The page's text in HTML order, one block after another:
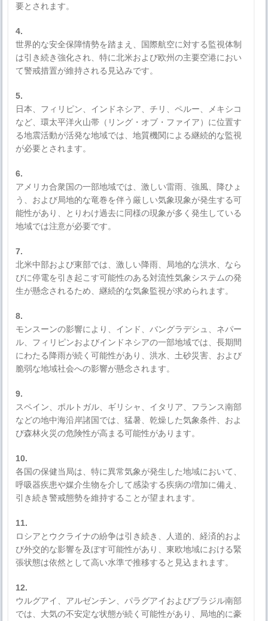
要とされます。
4.
世界的な安全保障情勢を踏まえ、国際航空に対する監視体制
は引き続き強化され、特に北米および欧州の主要空港におい
て警戒措置が維持される見込みです。
5.
日本、フィリピン、インドネシア、チリ、ペルー、メキシコ
など、環太平洋火山帯（リング・オブ・ファイア）に位置す
る地震活動が活発な地域では、地質機関による継続的な監視
が必要とされます。
6.
アメリカ合衆国の一部地域では、激しい雷雨、強風、降ひょ
う、および局地的な竜巻を伴う厳しい気象現象が発生する可
能性があり、とりわけ過去に同様の現象が多く発生している
地域では注意が必要です。
7.
北米中部および東部では、激しい降雨、局地的な洪水、なら
びに停電を引き起こす可能性のある対流性気象システムの発
生が懸念されるため、継続的な気象監視が求められます。
8.
モンスーンの影響により、インド、バングラデシュ、ネパー
ル、フィリピンおよびインドネシアの一部地域では、長期間
にわたる降雨が続く可能性があり、洪水、土砂災害、および
脆弱な地域社会への影響が懸念されます。
9.
スペイン、ポルトガル、ギリシャ、イタリア、フランス南部
などの地中海沿岸諸国では、猛暑、乾燥した気象条件、およ
び森林火災の危険性が高まる可能性があります。
10.
各国の保健当局は、特に異常気象が発生した地域において、
呼吸器疾患や媒介生物を介して感染する疾病の増加に備え、
引き続き警戒態勢を維持することが望まれます。
11.
ロシアとウクライナの紛争は引き続き、人道的、経済的およ
び外交的な影響を及ぼす可能性があり、東欧地域における緊
張状態は依然として高い水準で推移すると見込まれます。
12.
ウルグアイ、アルゼンチン、パラグアイおよびブラジル南部
では、大気の不安定な状態が続く可能性があり、局地的に豪